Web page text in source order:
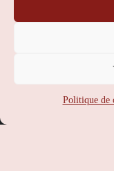
Politique de
Contact